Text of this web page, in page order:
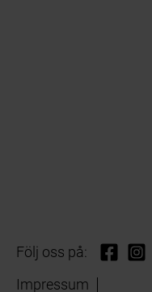
Följ oss på:
Impressum